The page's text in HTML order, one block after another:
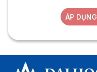
ÁP DỤNG